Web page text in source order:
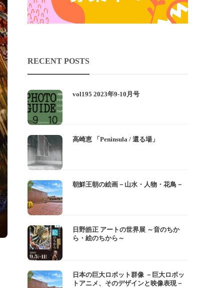
RECENT POSTS
vol195 2023年9-10月号
高崎恵 「Peninsula / 還る場」
朝鮮王朝の絵画－山水・人物・花鳥－
日野皓正 アートの世界展 ～音のちか
ら・絵のちから～
日本の巨大ロボット群像 －巨大ロボッ
トアニメ、そのデザインと映像表現－